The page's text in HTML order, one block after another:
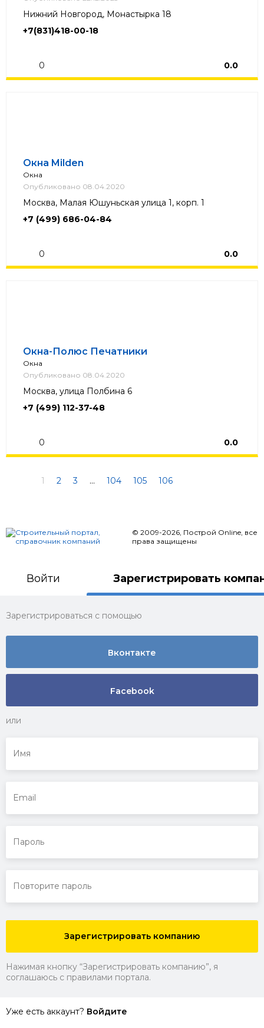
Нижний Новгород, Монастырка 18
+7(831)418-00-18
0 0.0
Окна Milden
Окна
Опубликовано 08.04.2020
Москва, Малая Юшуньская улица 1, корп. 1
+7 (499) 686-04-84
0 0.0
Окна-Полюс Печатники
Окна
Опубликовано 08.04.2020
Москва, улица Полбина 6
+7 (499) 112-37-48
0 0.0
1 2 3 ... 104 105 106
© 2009-2026, Построй Online, все
права защищены
Войти Зарегистрировать
Зарегистрироваться с помощью
Вконтакте
Facebook
или
Зарегистрировать компанию
Нажимая кнопку “Зарегистрировать компанию”, я
соглашаюсь с правилами портала.
Уже есть аккаунт? Войдите